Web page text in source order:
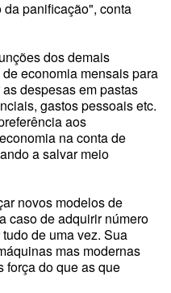
panificação", conta
dos demais
economia mensais para
despesas em pastas
gastos pessoais etc.
aos
na conta de
a salvar meio
novos modelos de
caso de adquirir número
de uma vez. Sua
mas modernas
força do que as que